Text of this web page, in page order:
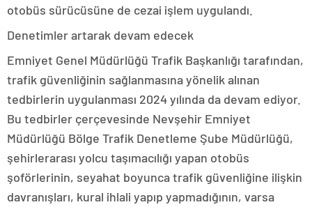
otobüs sürücüsüne de cezai işlem uygulandı.
Denetimler artarak devam edecek
Emniyet Genel Müdürlüğü Trafik Başkanlığı tarafından,
trafik güvenliğinin sağlanmasına yönelik alınan
tedbirlerin uygulanması 2024 yılında da devam ediyor.
Bu tedbirler çerçevesinde Nevşehir Emniyet
Müdürlüğü Bölge Trafik Denetleme Şube Müdürlüğü,
şehirlerarası yolcu taşımacılığı yapan otobüs
şoförlerinin, seyahat boyunca trafik güvenliğine ilişkin
davranışları, kural ihlali yapıp yapmadığının, varsa